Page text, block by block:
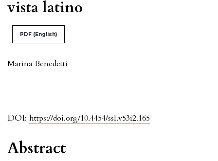
vista latino
PDF (English)
Marina Benedetti
DOI: https://doi.org/10.4454/ssl.v53i2.165
Abstract